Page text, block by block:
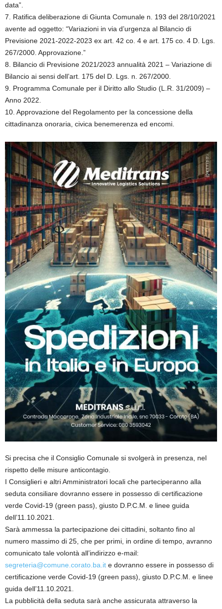
data”.
7. Ratifica deliberazione di Giunta Comunale n. 193 del 28/10/2021
avente ad oggetto: “Variazioni in via d’urgenza al Bilancio di
Previsione 2021-2022-2023 ex art. 42 co. 4 e art. 175 co. 4 D. Lgs.
267/2000. Approvazione.”
8. Bilancio di Previsione 2021/2023 annualità 2021 – Variazione di
Bilancio ai sensi dell’art. 175 del D. Lgs. n. 267/2000.
9. Programma Comunale per il Diritto allo Studio (L.R. 31/2009) –
Anno 2022.
10. Approvazione del Regolamento per la concessione della
cittadinanza onoraria, civica benemerenza ed encomi.
Si precisa che il Consiglio Comunale si svolgerà in presenza, nel
rispetto delle misure anticontagio.
I Consiglieri e altri Amministratori locali che parteciperanno alla
seduta consiliare dovranno essere in possesso di certificazione
verde Covid-19 (green pass), giusto D.P.C.M. e linee guida
dell’11.10.2021.
Sarà ammessa la partecipazione dei cittadini, soltanto fino al
numero massimo di 25, che per primi, in ordine di tempo, avranno
comunicato tale volontà all’indirizzo e-mail:
segreteria@comune.corato.ba.it e dovranno essere in possesso di
certificazione verde Covid-19 (green pass), giusto D.P.C.M. e linee
guida dell’11.10.2021.
La pubblicità della seduta sarà anche assicurata attraverso la